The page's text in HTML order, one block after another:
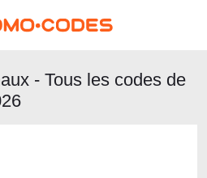
- Tous les codes de